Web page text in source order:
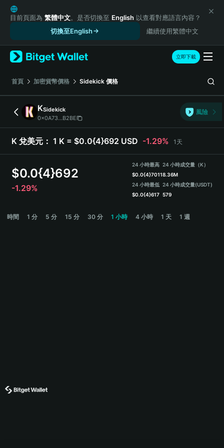
English
日本語
Русский
Español (Latinoamérica)
Türkçe
Italiano
简体中文
繁體中文
Português (Portugal)
हिन्दी
Español (Argentina)
目前頁面為 繁體中文。是否切換至 English 以查看對應語言內容？
切換至English
繼續使用繁體中文
立即下載
首頁 加密貨幣價格 Sidekick 價格
KSidekick
0x0A73...B2BE
風險
K 兌美元： 1 K = $0.0{4}692 USD -1.29% 1天
$0.0{4}692
-1.29%
24 小時最高
$0.0{4}7011
24 小時最低
$0.0{4}617
24 小時成交量（K）
8.36M
24 小時成交量(USDT)
579
時間 1 分 5 分 15 分 30 分 1 小時 4 小時 1 天 1 週